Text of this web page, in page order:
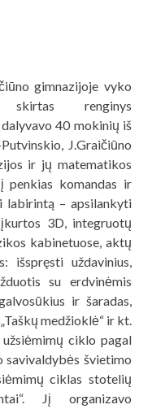
gimnazijoje vyko
skirtas renginys
40 mokinių iš
J.Graičiūno
ir jų matematikos
penkias komandas ir
labirintą – apsilankyti
3D, integruotų
kabinetuose, aktų
išspręsti uždavinius,
su erdvinėmis
ir šaradas,
medžioklė“ ir kt.
ciklo pagal
švietimo
ciklas stotelių
Jį organizavo